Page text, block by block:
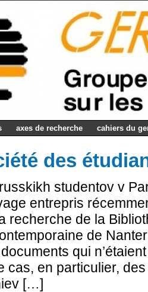
axes de recherche cahiers du
des
studentov v
entrepris
recherche de la
de
qui
cas, en particulier,
[…]